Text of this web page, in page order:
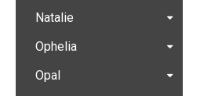
Natalie
Ophelia
Opal